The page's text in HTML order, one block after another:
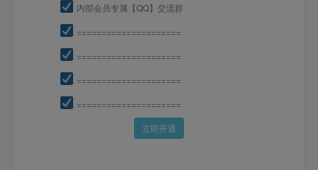
内部会员专属【QQ】交流群
=====================
=====================
=====================
=====================
立即开通